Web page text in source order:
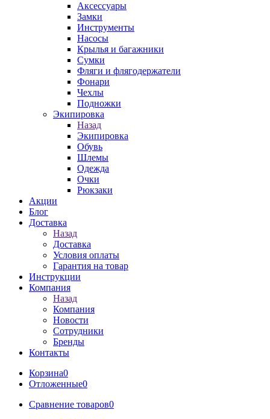
Аксессуары
Замки
Инструменты
Насосы
Крылья и багажники
Сумки
Фляги и флягодержатели
Фонари
Чехлы
Подножки
Экипировка
Назад
Экипировка
Обувь
Шлемы
Одежда
Очки
Рюкзаки
Акции
Блог
Доставка
Назад
Доставка
Условия оплаты
Гарантия на товар
Инструкции
Компания
Назад
Компания
Новости
Сотрудники
Бренды
Контакты
Корзина0
Отложенные0
Сравнение товаров0